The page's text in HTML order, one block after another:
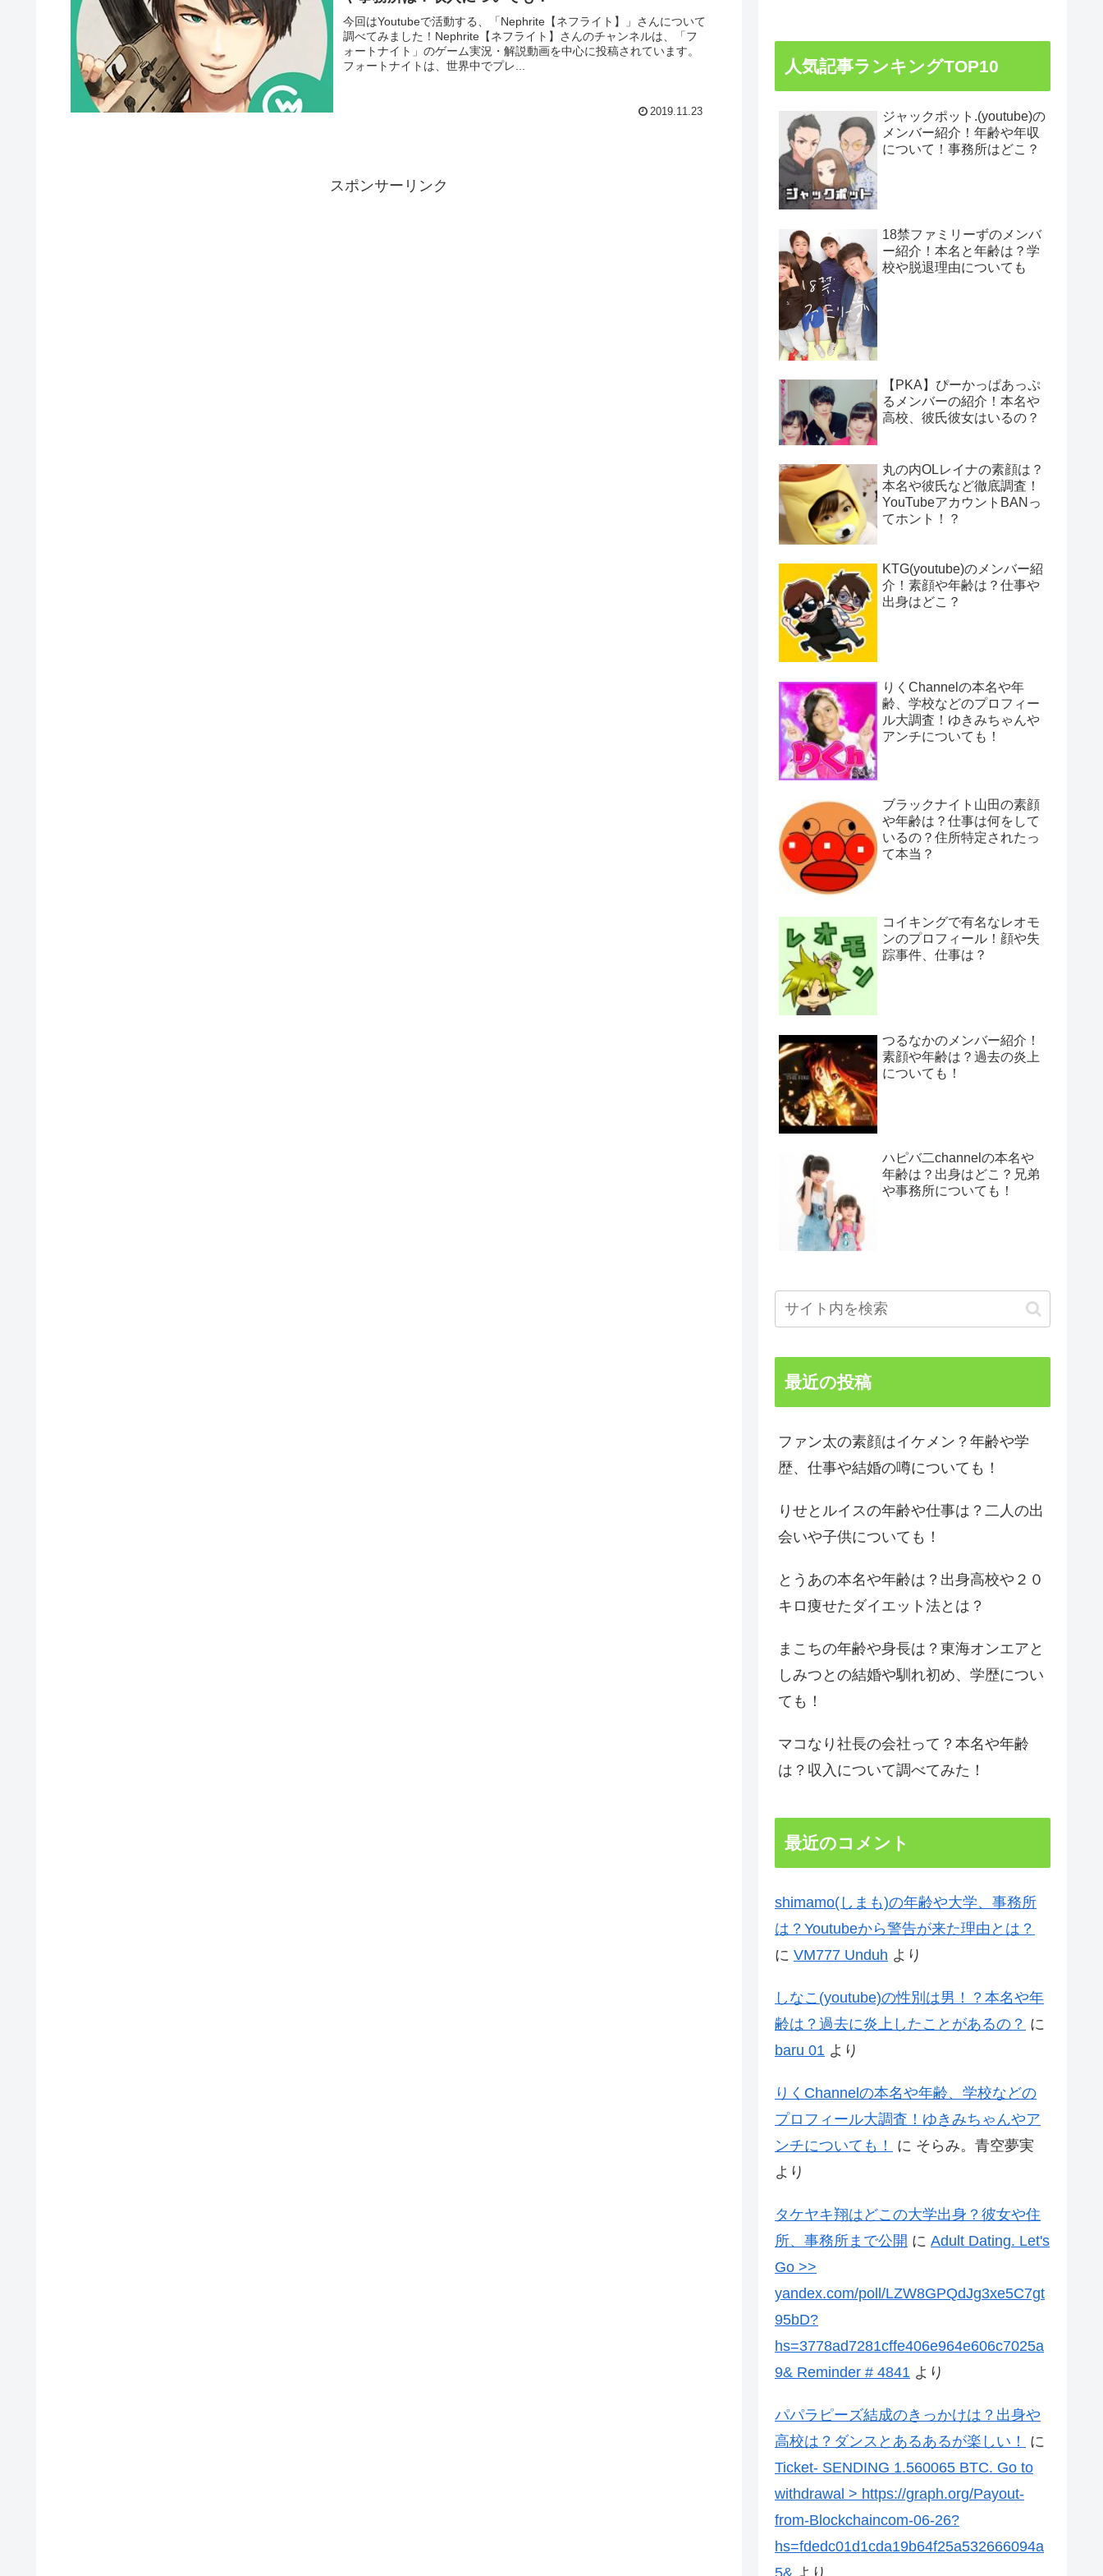
今回はYoutubeで活動する、「Nephrite【ネフライト】」さんについて
調べてみました！Nephrite【ネフライト】さんのチャンネルは、「フ
ォートナイト」のゲーム実況・解説動画を中心に投稿されています。
フォートナイトは、世界中でプレ...
2019.11.23
スポンサーリンク
人気記事ランキングTOP10
ジャックポット.(youtube)の
メンバー紹介！年齢や年収
について！事務所はどこ？
18禁ファミリーずのメンバ
ー紹介！本名と年齢は？学
校や脱退理由についても
【PKA】ぴーかっぱあっぷ
るメンバーの紹介！本名や
高校、彼氏彼女はいるの？
丸の内OLレイナの素顔は？
本名や彼氏など徹底調査！
YouTubeアカウントBANっ
てホント！？
KTG(youtube)のメンバー紹
介！素顔や年齢は？仕事や
出身はどこ？
りくChannelの本名や年
齢、学校などのプロフィー
ル大調査！ゆきみちゃんや
アンチについても！
ブラックナイト山田の素顔
や年齢は？仕事は何をして
いるの？住所特定されたっ
て本当？
コイキングで有名なレオモ
ンのプロフィール！顔や失
踪事件、仕事は？
つるなかのメンバー紹介！
素顔や年齢は？過去の炎上
についても！
ハピバ二channelの本名や
年齢は？出身はどこ？兄弟
や事務所についても！
最近の投稿
ファン太の素顔はイケメン？年齢や学
歴、仕事や結婚の噂についても！
りせとルイスの年齢や仕事は？二人の出
会いや子供についても！
とうあの本名や年齢は？出身高校や２０
キロ痩せたダイエット法とは？
まこちの年齢や身長は？東海オンエアと
しみつとの結婚や馴れ初め、学歴につい
ても！
マコなり社長の会社って？本名や年齢
は？収入について調べてみた！
最近のコメント
shimamo(しまも)の年齢や大学、事務所
は？Youtubeから警告が来た理由とは？
に VM777 Unduh より
しなこ(youtube)の性別は男！？本名や年
齢は？過去に炎上したことがあるの？ に
baru 01 より
りくChannelの本名や年齢、学校などの
プロフィール大調査！ゆきみちゃんやア
ンチについても！
に そらみ。青空夢実
より
タケヤキ翔はどこの大学出身？彼女や住
所、事務所まで公開 に Adult Dating. Let's
Go >>
yandex.com/poll/LZW8GPQdJg3xe5C7gt
95bD?
hs=3778ad7281cffe406e964e606c7025a
9& Reminder # 4841 より
パパラピーズ結成のきっかけは？出身や
高校は？ダンスとあるあるが楽しい！
に
Ticket- SENDING 1.560065 BTC. Go to
withdrawal > https://graph.org/Payout-
from-Blockchaincom-06-26?
hs=fdedc01d1cda19b64f25a532666094a